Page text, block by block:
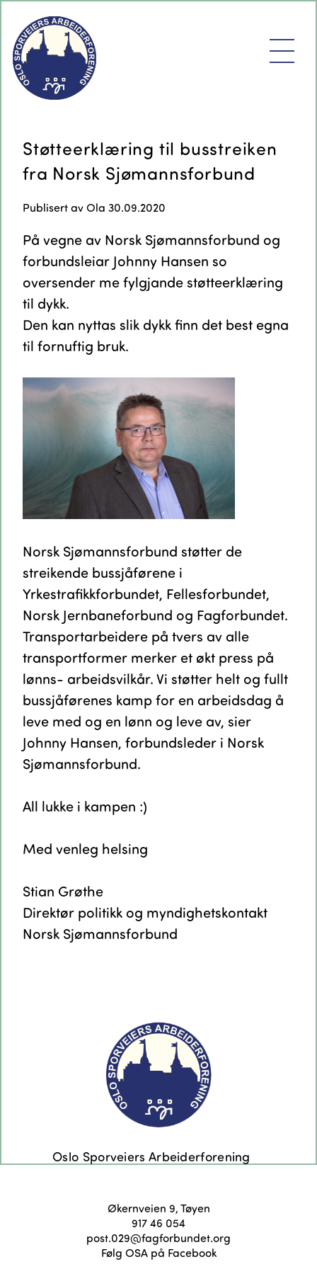
Støtteerklæring til busstreiken
fra Norsk Sjømannsforbund
Publisert avOla 30.09.2020
På vegne av Norsk Sjømannsforbund og
forbundsleiar Johnny Hansen so
oversender me fylgjande støtteerklæring
til dykk.
Den kan nyttas slik dykk finn det best egna
til fornuftig bruk.
Norsk Sjømannsforbund støtter de
streikende bussjåførene i
Yrkestrafikkforbundet, Fellesforbundet,
Norsk Jernbaneforbund og Fagforbundet.
Transportarbeidere på tvers av alle
transportformer merker et økt press på
lønns- arbeidsvilkår. Vi støtter helt og fullt
bussjåførenes kamp for en arbeidsdag å
leve med og en lønn og leve av, sier
Johnny Hansen, forbundsleder i Norsk
Sjømannsforbund.
All lukke i kampen :)
Med venleg helsing
Stian Grøthe
Direktør politikk og myndighetskontakt
Norsk Sjømannsforbund
Økernveien 9, Tøyen
917 46 054
post.029@fagforbundet.org
Følg OSA på Facebook